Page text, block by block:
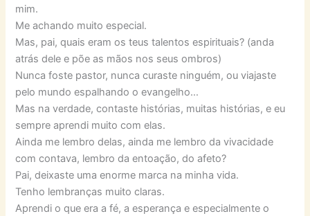
mim.
Me achando muito especial.
Mas, pai, quais eram os teus talentos espirituais? (anda
atrás dele e põe as mãos nos seus ombros)
Nunca foste pastor, nunca curaste ninguém, ou viajaste
pelo mundo espalhando o evangelho…
Mas na verdade, contaste histórias, muitas histórias, e eu
sempre aprendi muito com elas.
Ainda me lembro delas, ainda me lembro da vivacidade
com contava, lembro da entoação, do afeto?
Pai, deixaste uma enorme marca na minha vida.
Tenho lembranças muito claras.
Aprendi o que era a fé, a esperança e especialmente o